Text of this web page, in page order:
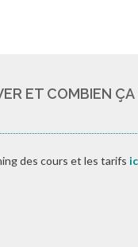
ET COMBIEN ÇA
des cours et les tarifs